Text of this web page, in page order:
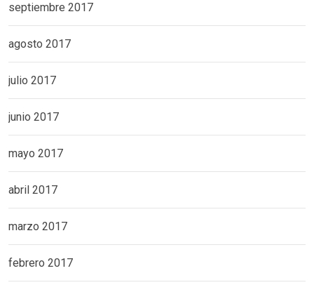
septiembre 2017
agosto 2017
julio 2017
junio 2017
mayo 2017
abril 2017
marzo 2017
febrero 2017